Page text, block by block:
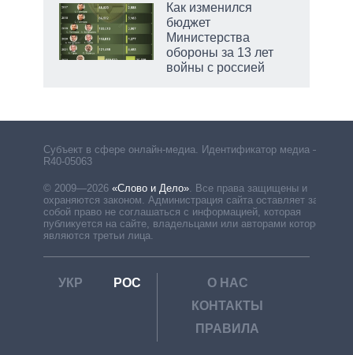
Как изменился
бюджет
Министерства
обороны за 13 лет
войны с россией
Субъект в сфере онлайн-медиа. Идентификатор медиа –
R40-05063
© 2009—2026 «Слово и Дело». Все права защищены и
охраняются законом. Администрация сайта оставляет за
собой право не соглашаться с информацией, которая
публикуется на сайте, владельцами или авторами которой
являются третьи лица.
УКР РОС
О НАС
КОНТАКТЫ
ПРАВИЛА